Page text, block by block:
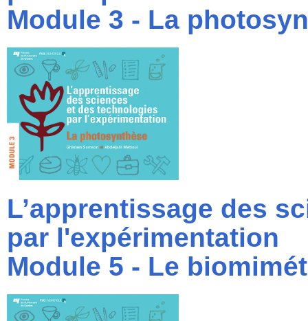
Module 3 - La
L’apprentissage des
par l'expérimentation
Module 5 - Le